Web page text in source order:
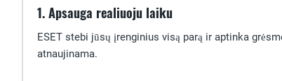
1. Apsauga realiuoju laiku
ESET stebi jūsų įrenginius visą parą ir aptinka
atnaujinama.